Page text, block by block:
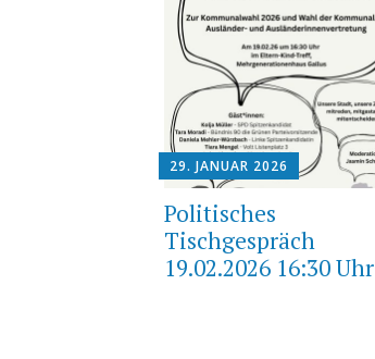
29. JANUAR 2026
Politisches
Tischgespräch
19.02.2026 16:30 Uhr